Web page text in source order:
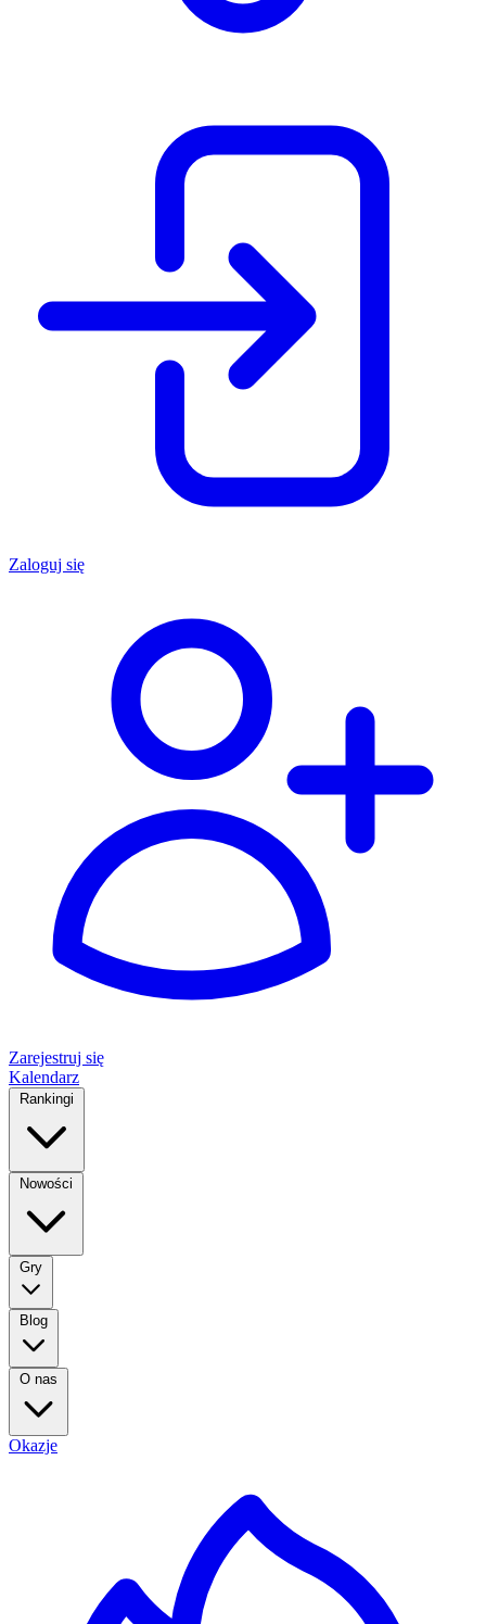
Zaloguj się
Zarejestruj się
Kalendarz
Rankingi
Nowości
Gry
Blog
O nas
Okazje